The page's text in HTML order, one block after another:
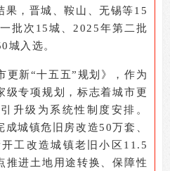
果，晋城、鞍山、无锡等15
批次15城、2025年第二批
城入选。
更新“十五五”规划》，作为
级专项规划，标志着城市更
升级为系统性制度安排。
成城镇危旧房改造50万套、
工改造城镇老旧小区11.5
推进土地用途转换、保障性